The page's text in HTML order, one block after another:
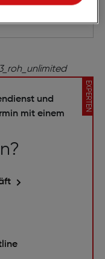
EXPERTEN
und
mit einem